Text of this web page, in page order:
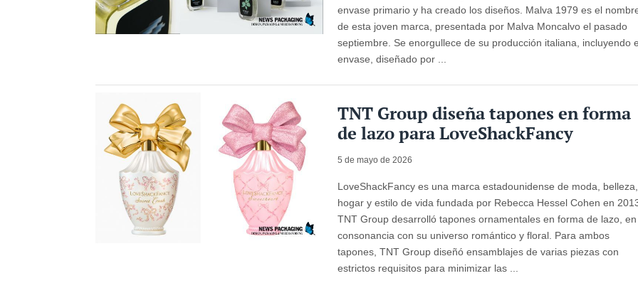
envase primario y ha creado los diseños. Malva 1979 es el
de esta joven marca, presentada por Malva Moncalvo el pasado
septiembre. Se enorgullece de su producción italiana, incluyendo
envase, diseñado por ...
TNT Group diseña tapones en forma
de lazo para LoveShackFancy
5 de mayo de 2026
LoveShackFancy es una marca estadounidense de moda, belleza,
hogar y estilo de vida fundada por Rebecca Hessel Cohen en
TNT Group desarrolló tapones ornamentales en forma de lazo, en
consonancia con su universo romántico y floral. Para ambos
tapones, TNT Group diseñó ensamblajes de varias piezas con
estrictos requisitos para minimizar las ...